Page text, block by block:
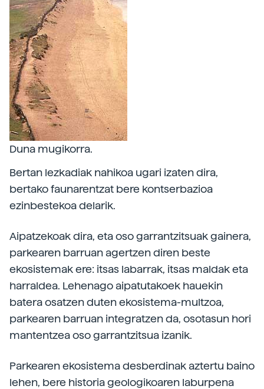
Duna mugikorra.
Bertan lezkadiak nahikoa ugari izaten dira,
bertako faunarentzat bere kontserbazioa
ezinbestekoa delarik.
Aipatzekoak dira, eta oso garrantzitsuak gainera,
parkearen barruan agertzen diren beste
ekosistemak ere: itsas labarrak, itsas maldak eta
harraldea. Lehenago aipatutakoek hauekin
batera osatzen duten ekosistema-multzoa,
parkearen barruan integratzen da, osotasun hori
mantentzea oso garrantzitsua izanik.
Parkearen ekosistema desberdinak aztertu baino
lehen, bere historia geologikoaren laburpena